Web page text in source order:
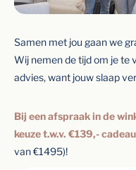
Samen met jou gaan we
Wij nemen de tijd om je te
advies, want jouw slaap
Bij een afspraak in de
keuze t.w.v. €139,- cadeau
van €1495)!